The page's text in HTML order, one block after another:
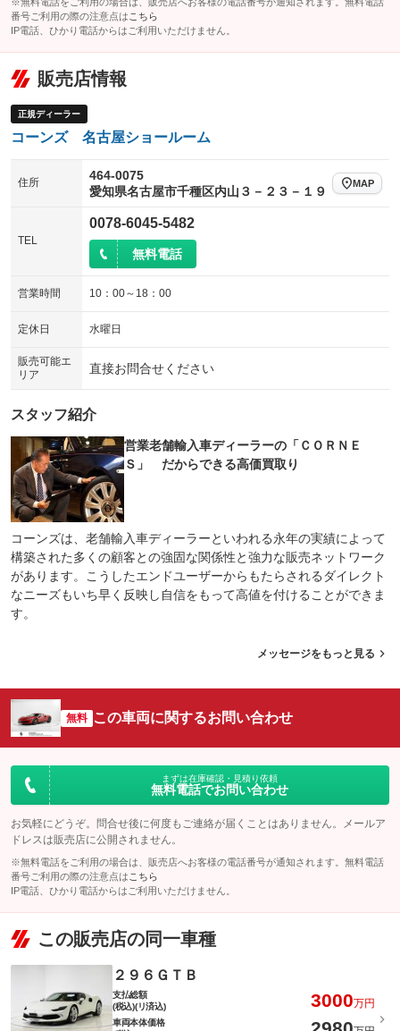
100V電源
：装備なし
：装備なし
レンタカーアップ
：装備なし
電動格納ミラー
：装備なし
バックカメラ
：装備あり
：装備なし ：装備あり
ローダウン
：装備なし
パワーシート
：装備あり
ベンチシート
：装備なし
チップアップシート
：装備なし
：装備なし
電動リアゲート
シートエアコン
サイドカメラ
：装備なし
エアサスペンション
：装備なし
番号ご利用の際の注意点は こちら
IP電話、ひかり電話からはご利用いただけません。
販売店情報
正規ディーラー
コーンズ 名古屋ショールーム
住所
464-0075
愛知県名古屋市千種区内山３－２３－１９
MAP
TEL
0078-6045-5482
無料電話
営業時間 10：00～18：00
定休日 水曜日
販売可能エ
リア
直接お問合せください
スタッフ紹介
営業老舗輸入車ディーラーの「ＣＯＲＮＥ
Ｓ」 だからできる高価買取り
コーンズは、老舗輸入車ディーラーといわれる永年の実績によって
構築された多くの顧客との強固な関係性と強力な販売ネットワーク
があります。こうしたエンドユーザーからもたらされるダイレクト
なニーズもいち早く反映し自信をもって高値を付けることができま
す。
メッセージをもっと見る
無料 この車両に関するお問い合わせ
まずは在庫確認・見積り依頼
無料電話でお問い合わせ
お気軽にどうぞ。問合せ後に何度もご連絡が届くことはありません。メールア
ドレスは販売店に公開されません。
※無料電話をご利用の場合は、販売店へお客様の電話番号が通知されます。無料電話
番号ご利用の際の注意点は こちら
IP電話、ひかり電話からはご利用いただけません。
この販売店の同一車種
２９６ＧＴＢ
支払総額
(税込)(リ済込)
3000万円
車両本体価格